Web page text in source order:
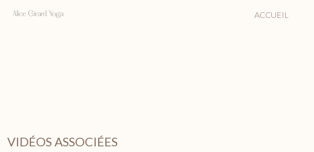
ACCUEIL
VIDÉOS ASSOCIÉES